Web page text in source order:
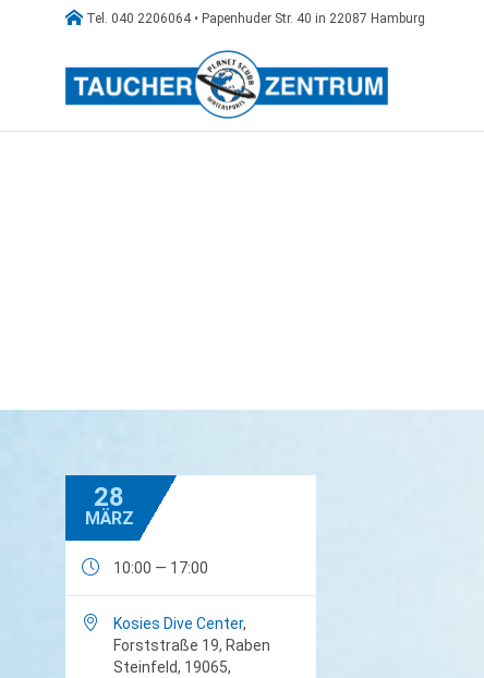
 Tel. 040 2206064 • Papenhuder Str. 40 in 22087 Hamburg
28
MÄRZ
 10:00 — 17:00
 Kosies Dive Center,
Forststraße 19, Raben
Steinfeld, 19065,